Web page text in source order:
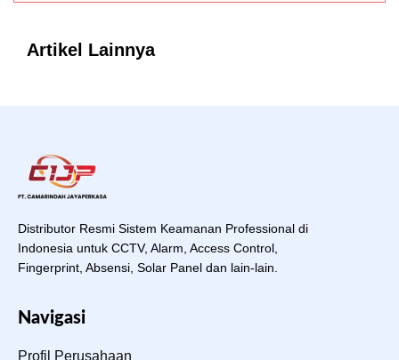
Artikel Lainnya
Distributor Resmi Sistem Keamanan Professional di
Indonesia untuk CCTV, Alarm, Access Control,
Fingerprint, Absensi, Solar Panel dan lain-lain.
Navigasi
Profil Perusahaan